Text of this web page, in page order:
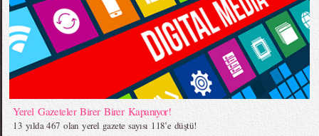
Yerel Gazeteler Birer Birer Kapanıyor!
13 yılda 467 olan yerel gazete sayısı 118’e düştü!